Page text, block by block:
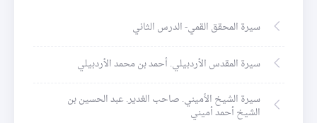
سيرة المحقق القمي- الدرس الثاني
سيرة المقدس الأردبيلي. أحمد بن محمد الأردبيلي
سيرة الشيخ الأميني. صاحب الغدير. عبد الحسين بن
الشيخ أحمد أميني